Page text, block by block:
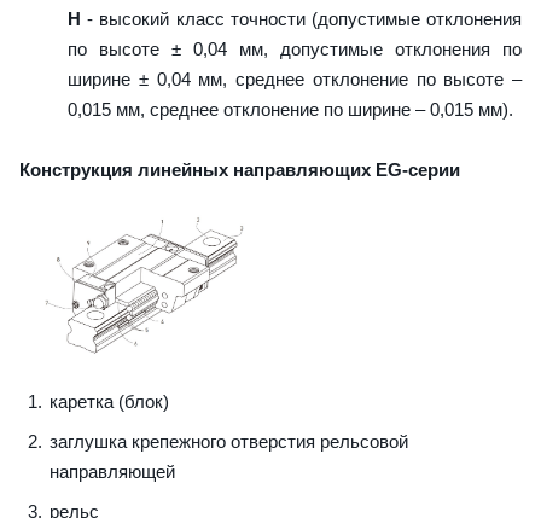
H - высокий класс точности (допустимые отклонения
по высоте ± 0,04 мм, допустимые отклонения по
ширине ± 0,04 мм, среднее отклонение по высоте –
0,015 мм, среднее отклонение по ширине – 0,015 мм).
Конструкция линейных направляющих EG-серии
каретка (блок)
заглушка крепежного отверстия рельсовой
направляющей
рельс